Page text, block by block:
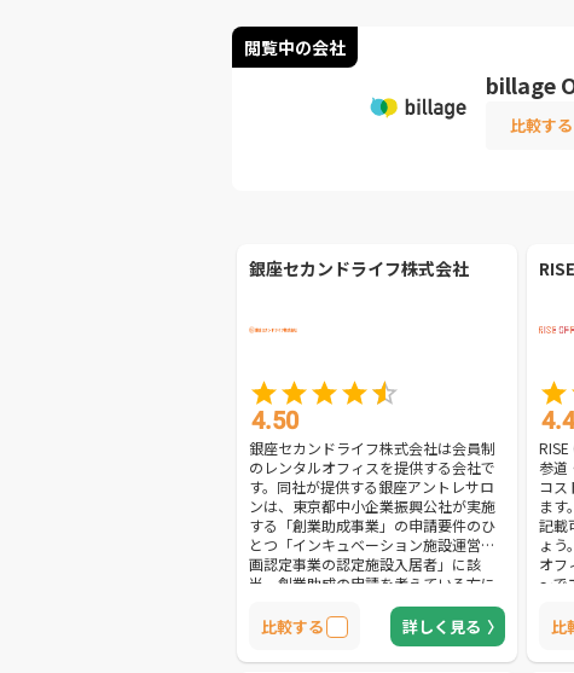
閲覧中の会社
billage
比較する
銀座セカンドライフ株式会社
4.50
銀座セカンドライフ株式会社は会員制
のレンタルオフィスを提供する会社で
す。同社が提供する銀座アントレサロ
ンは、東京都中小企業振興公社が実施
する「創業助成事業」の申請要件のひ
とつ「インキュベーション施設運営計
画認定事業の認定施設入居者」に該
当。創業助成の申請を考えている方に
おすすめです。また1つの店舗で契約す
ると、東京都や神奈川県、埼玉県の9拠
点13店舗を利用できます。とくに銀座
アントレサロンは、約200メートルの
比較する 詳しく見る
参道
コス
ます
記載
ょう
オフ
～で
全
印
と
行政
比